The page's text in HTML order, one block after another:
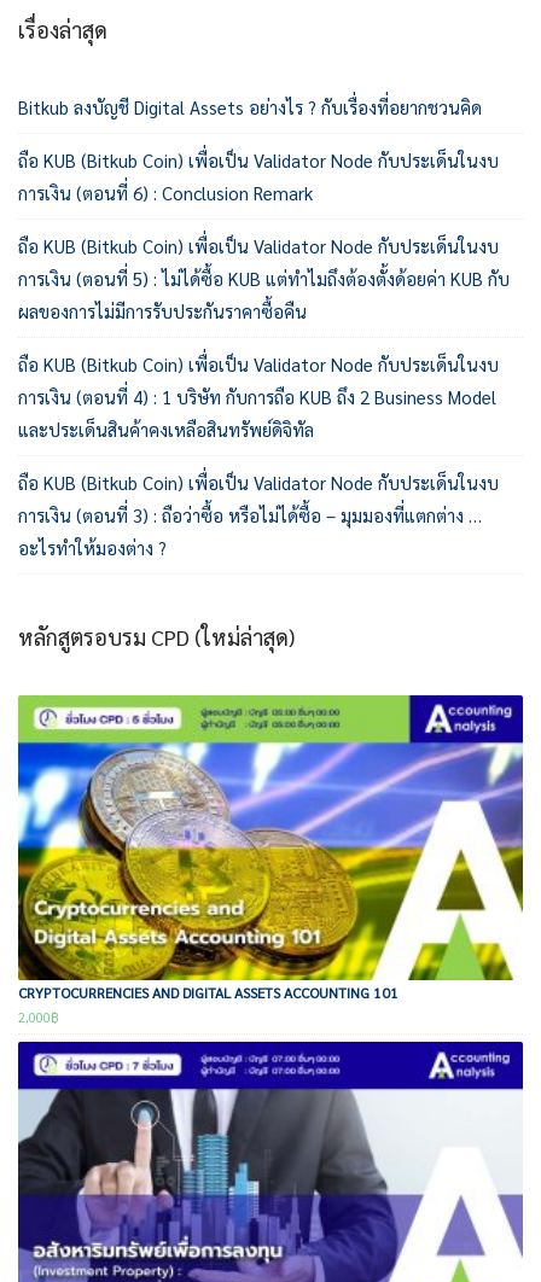
เรื่องล่าสุด
Bitkub ลงบัญชี Digital Assets อย่างไร ? กับเรื่องที่อยากชวนคิด
ถือ KUB (Bitkub Coin) เพื่อเป็น Validator Node กับประเด็นในงบ
การเงิน (ตอนที่ 6) : Conclusion Remark
ถือ KUB (Bitkub Coin) เพื่อเป็น Validator Node กับประเด็นในงบ
การเงิน (ตอนที่ 5) : ไม่ได้ซื้อ KUB แต่ทำไมถึงต้องตั้งด้อยค่า KUB กับ
ผลของการไม่มีการรับประกันราคาซื้อคืน
ถือ KUB (Bitkub Coin) เพื่อเป็น Validator Node กับประเด็นในงบ
การเงิน (ตอนที่ 4) : 1 บริษัท กับการถือ KUB ถึง 2 Business Model
และประเด็นสินค้าคงเหลือสินทรัพย์ดิจิทัล
ถือ KUB (Bitkub Coin) เพื่อเป็น Validator Node กับประเด็นในงบ
การเงิน (ตอนที่ 3) : ถือว่าซื้อ หรือไม่ได้ซื้อ – มุมมองที่แตกต่าง …
อะไรทำให้มองต่าง ?
หลักสูตรอบรม CPD (ใหม่ล่าสุด)
CRYPTOCURRENCIES AND DIGITAL ASSETS ACCOUNTING 101
2,000฿